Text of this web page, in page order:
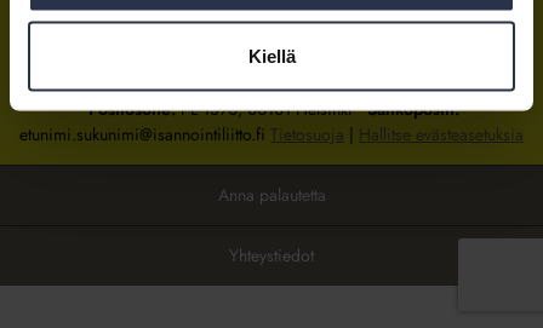
Kiellä
IsännöintiliittoIsännöintiliittoIsännöintiliitto
Isännöintiliiton toimistosijaitsee Hakaniemessä Helsingissä.
Postiosoite:PL 1370, 00101 HelsinkiSähköpostit:
etunimi.sukunimi@isannointiliitto.fi Tietosuoja | Hallitse evästeasetuksia
Anna palautetta
Yhteystiedot